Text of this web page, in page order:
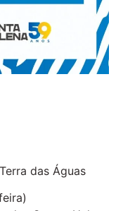
das Águas